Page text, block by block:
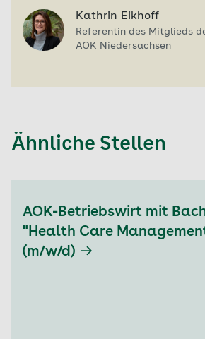
Kathrin Eikhoff
Referentin des Mitglieds
AOK Niedersachsen
Ähnliche Stellen
AOK-Betriebswirt mit
"Health Care
(m/w/d)